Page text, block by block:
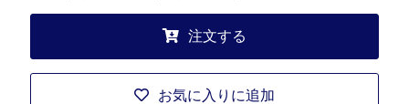
注文する
お気に入りに追加